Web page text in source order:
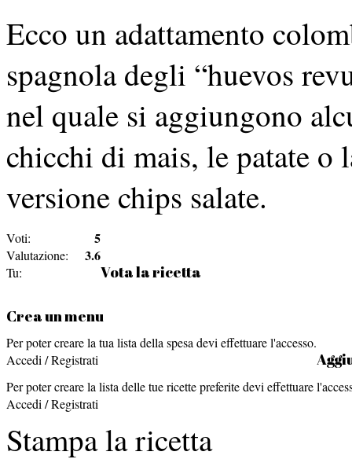
Ecco un adattamento
spagnola degli “huevos
nel quale si aggiungono
chicchi di mais, le patate o
versione chips salate.
Voti: 5
Valutazione: 3.6
Tu: Vota la ricetta
Crea un menu
Per poter creare la tua lista della spesa devi effettuare l'accesso.
Accedi / Registrati
Per poter creare la lista delle tue ricette preferite devi effettuare
Accedi / Registrati
Stampa la ricetta